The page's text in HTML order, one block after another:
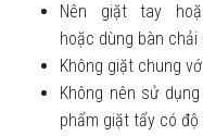
Nên giặt tay
hoặc dùng bàn
Không giặt chung
Không nên sử
phẩm giặt tẩy có